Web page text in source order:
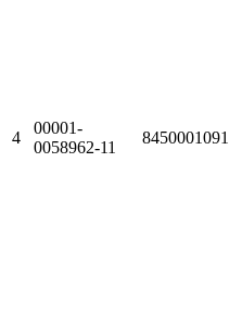
4
00001-
0058962-11
8450001091